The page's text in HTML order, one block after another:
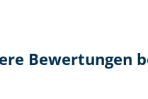
Bewertungen